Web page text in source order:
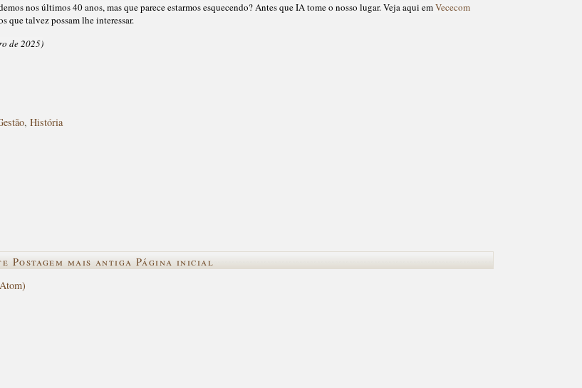
nos últimos 40 anos, mas que parece estarmos esquecendo? Antes que IA tome o nosso lugar. Veja aqui emVececom
que talvez possam lhe interessar.
de 2025)
, História
Postagem mais antiga Página inicial